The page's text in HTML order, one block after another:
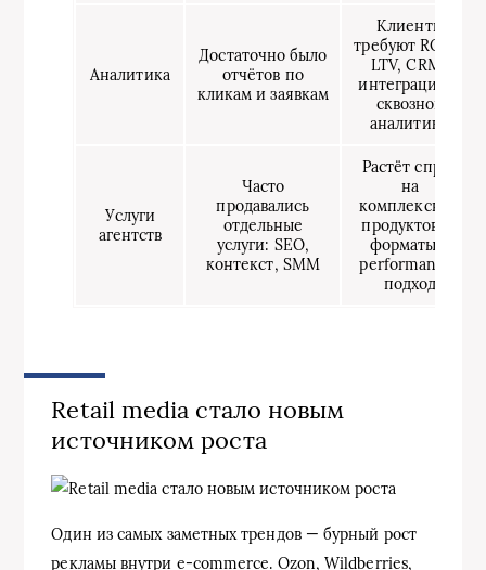
Аналитика
Достаточно было
отчётов по
кликам и заявкам
Клиенты
требуют ROMI,
LTV, CRM-
интеграций и
сквозной
аналитики
Услуги
агентств
Часто
продавались
отдельные
услуги: SEO,
контекст, SMM
Растёт спрос
на
комплексные
продуктовые
форматы и
performance-
подход
Retail media стало новым
источником роста
Один из самых заметных трендов — бурный рост
рекламы внутри e-commerce. Ozon, Wildberries,